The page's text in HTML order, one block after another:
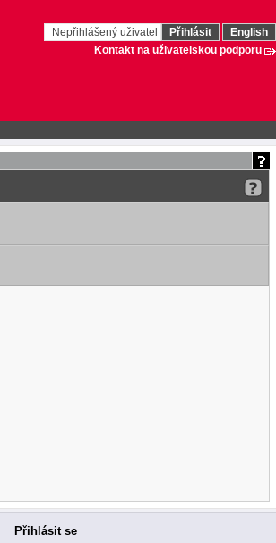
Nepřihlášený uživatel Přihlásit
English
Kontakt na uživatelskou podporu
Přihlásit se